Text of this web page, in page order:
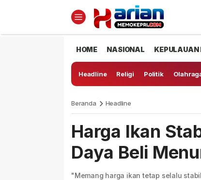
HOME NASIONAL KEPULAUAN
Headline Religi Politik
Beranda Headline
Harga Ikan
Daya Beli
"Memang harga ikan tetap selalu